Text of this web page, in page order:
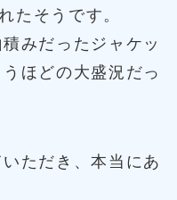
たそうです。
みだったジャケッ
ほどの大盛況だっ
ただき、本当にあ